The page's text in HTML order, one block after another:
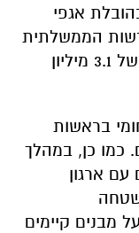
שמחליפה תמ"א 38, בהובלת אגפי
הממשלתית
להתחדשות עירונית בתקציב כולל של 3.1 מיליון
בראשות
כמו כן, במהלך
עם ארגון
מבנים קיימים